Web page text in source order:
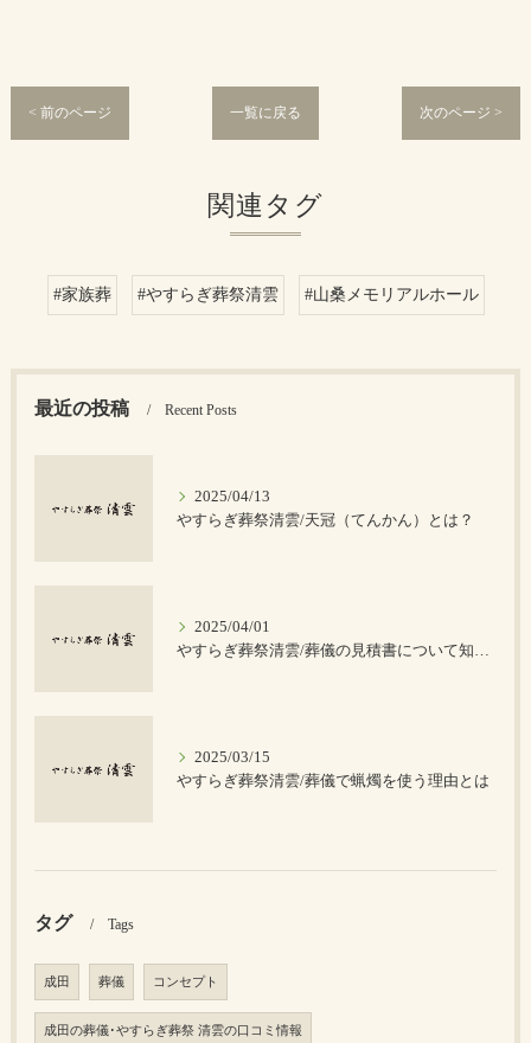
< 前のページ 一覧に戻る 次のページ >
関連タグ
#家族葬 #やすらぎ葬祭清雲 #山桑メモリアルホール
最近の投稿 Recent Posts
2025/04/13
やすらぎ葬祭清雲/天冠（てんかん）とは？
2025/04/01
やすらぎ葬祭清雲/葬儀の見積書について知っておきたいポイント
2025/03/15
やすらぎ葬祭清雲/葬儀で蝋燭を使う理由とは
タグ Tags
成田 葬儀 コンセプト
成田の葬儀･やすらぎ葬祭 清雲の口コミ情報